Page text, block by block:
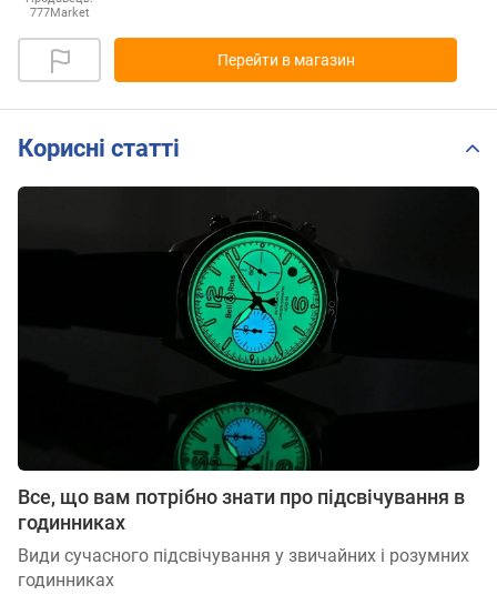
777Market
Перейти в магазин
Корисні статті
Все, що вам потрібно знати про підсвічування в
годинниках
Види сучасного підсвічування у звичайних і розумних
годинниках